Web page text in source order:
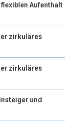
Aufenthalt
zirkuläres
zirkuläres
und